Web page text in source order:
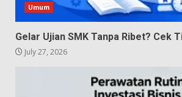
Umum
Gelar Ujian SMK Tanpa Ribet? Cek
July 27, 2026